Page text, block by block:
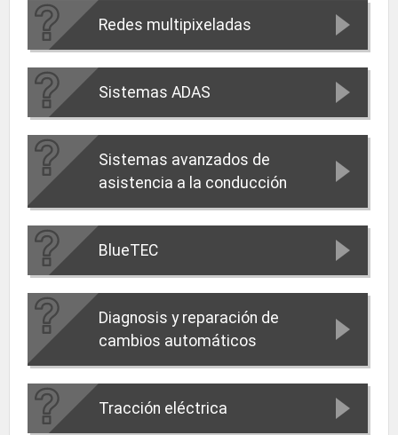
Redes multipixeladas
Sistemas ADAS
Sistemas avanzados de
asistencia a la conducción
BlueTEC
Diagnosis y reparación de
cambios automáticos
Tracción eléctrica